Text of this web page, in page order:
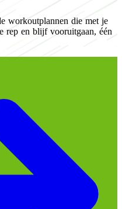
workoutplannen die met je
rep en blijf vooruitgaan, één